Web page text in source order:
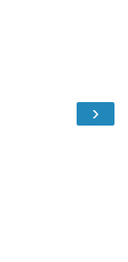
›